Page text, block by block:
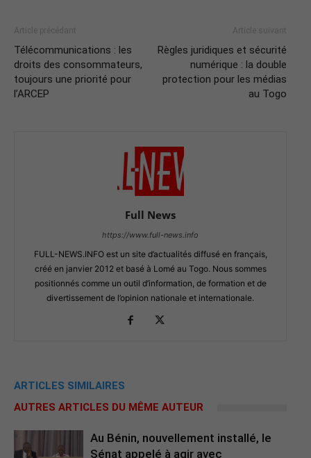
Article précédant
Télécommunications : les
droits des consommateurs,
toujours une priorité pour
l’ARCEP
Article suivant
Règles juridiques et sécurité
numérique : la double
protection pour les médias
au Togo
Full News
https://www.full-news.info
FULL-NEWS.INFO est un site d’actualités diffusé en français,
créé en janvier 2012 et basé à Lomé au Togo. Nous sommes
positionnés comme un outil d’information, de formation et de
divertissement de l’opinion nationale et internationale.
ARTICLES SIMILAIRES
AUTRES ARTICLES DU MÊME AUTEUR
Au Bénin, nouvellement installé, le
Sénat appelé à agir avec